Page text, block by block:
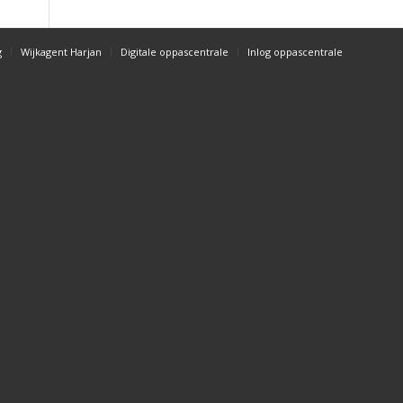
Wijkagent Harjan Digitale oppascentrale Inlog oppascentrale